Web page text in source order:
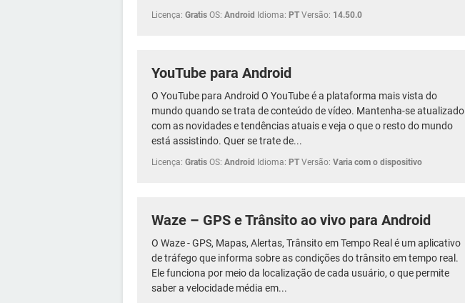
Licença: Gratis OS: Android Idioma: PT Versão: 14.50.0
YouTube para Android
O YouTube para Android O YouTube é a plataforma mais vista do
mundo quando se trata de conteúdo de vídeo. Mantenha-se atualizado
com as novidades e tendências atuais e veja o que o resto do mundo
está assistindo. Quer se trate de...
Licença: Gratis OS: Android Idioma: PT Versão: Varia com o dispositivo
Waze – GPS e Trânsito ao vivo para Android
O Waze - GPS, Mapas, Alertas, Trânsito em Tempo Real é um aplicativo
de tráfego que informa sobre as condições do trânsito em tempo real.
Ele funciona por meio da localização de cada usuário, o que permite
saber a velocidade média em...